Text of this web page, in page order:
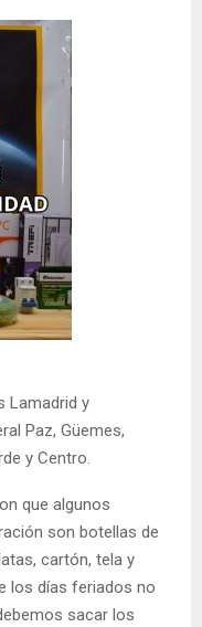
Lamadrid y
Paz, Güemes,
y Centro.
que algunos
son botellas de
cartón, tela y
los días feriados no
sacar los